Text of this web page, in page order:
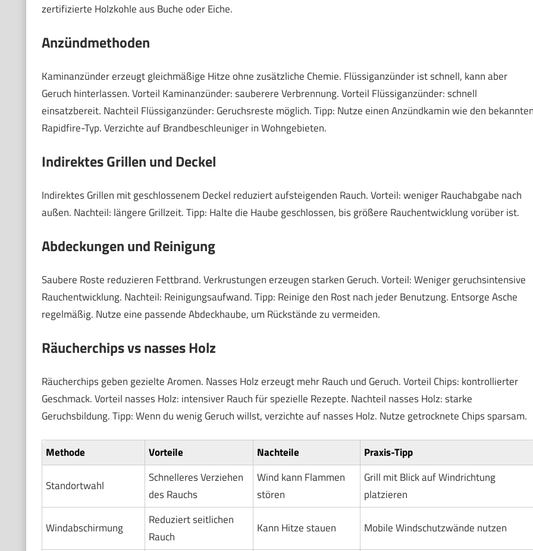
zertifizierte Holzkohle aus Buche oder Eiche.
Anzündmethoden
Kaminanzünder erzeugt gleichmäßige Hitze ohne zusätzliche Chemie. Flüssiganzünder ist schnell, kann aber
Geruch hinterlassen. Vorteil Kaminanzünder: sauberere Verbrennung. Vorteil Flüssiganzünder: schnell
einsatzbereit. Nachteil Flüssiganzünder: Geruchsreste möglich. Tipp: Nutze einen Anzündkamin wie den
Rapidfire-Typ. Verzichte auf Brandbeschleuniger in Wohngebieten.
Indirektes Grillen und Deckel
Indirektes Grillen mit geschlossenem Deckel reduziert aufsteigenden Rauch. Vorteil: weniger Rauchabgabe nach
außen. Nachteil: längere Grillzeit. Tipp: Halte die Haube geschlossen, bis größere Rauchentwicklung vorüber ist.
Abdeckungen und Reinigung
Saubere Roste reduzieren Fettbrand. Verkrustungen erzeugen starken Geruch. Vorteil: Weniger geruchsintensive
Rauchentwicklung. Nachteil: Reinigungsaufwand. Tipp: Reinige den Rost nach jeder Benutzung. Entsorge Asche
regelmäßig. Nutze eine passende Abdeckhaube, um Rückstände zu vermeiden.
Räucherchips vs nasses Holz
Räucherchips geben gezielte Aromen. Nasses Holz erzeugt mehr Rauch und Geruch. Vorteil Chips: kontrollierter
Geschmack. Vorteil nasses Holz: intensiver Rauch für spezielle Rezepte. Nachteil nasses Holz: starke
Geruchsbildung. Tipp: Wenn du wenig Geruch willst, verzichte auf nasses Holz. Nutze getrocknete Chips sparsam.
Methode Vorteile Nachteile Praxis-Tipp
Standortwahl
Schnelleres Verziehen
des Rauchs
Wind kann Flammen
stören
Grill mit Blick auf Windrichtung
platzieren
Windabschirmung
Reduziert seitlichen
Rauch
Kann Hitze stauen Mobile Windschutzwände nutzen